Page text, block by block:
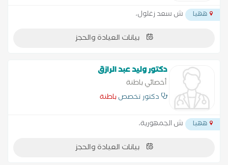
ههيا ش سعد زغلول،
بيانات العيادة والحجز
دكتور وليد عبد الرازق
أخصائي باطنة
دكتور تخصصباطنة
ههيا ش الجمهورية،
بيانات العيادة والحجز